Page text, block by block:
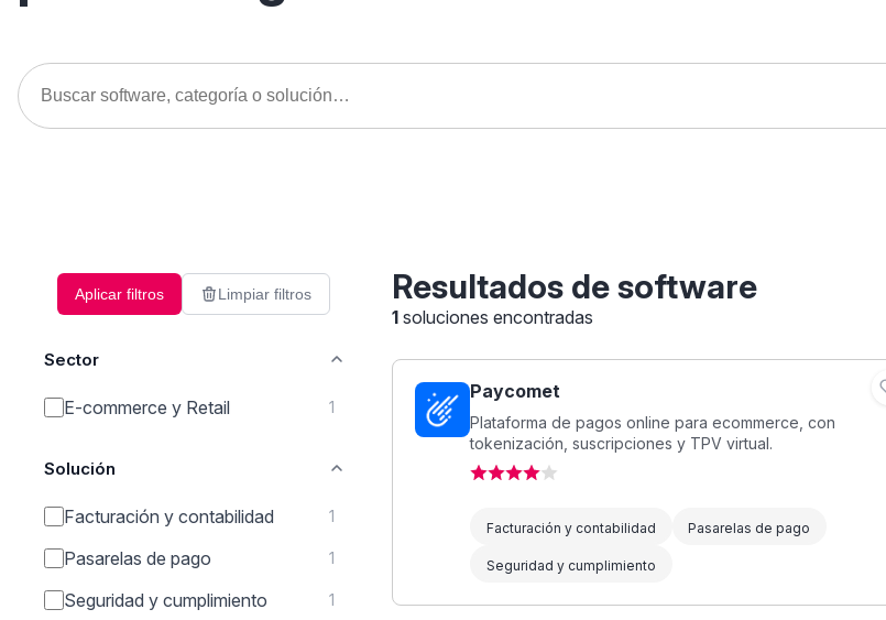
Aplicar filtros Limpiar filtros
Sector
E-commerce y Retail 1
Solución
Facturación y contabilidad 1
Pasarelas de pago 1
Seguridad y cumplimiento 1
Resultados de software
1 soluciones encontradas
Paycomet
Plataforma de pagos online para ecommerce, con
tokenización, suscripciones y TPV virtual.
Facturación y contabilidad Pasarelas de pago
Seguridad y cumplimiento